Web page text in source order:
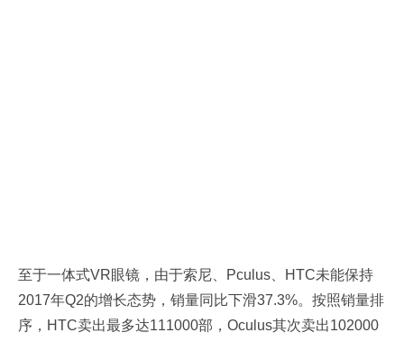
至于一体式VR眼镜，由于索尼、Pculus、HTC未能保持
2017年Q2的增长态势，销量同比下滑37.3%。按照销量排
序，HTC卖出最多达111000部，Oculus其次卖出102000